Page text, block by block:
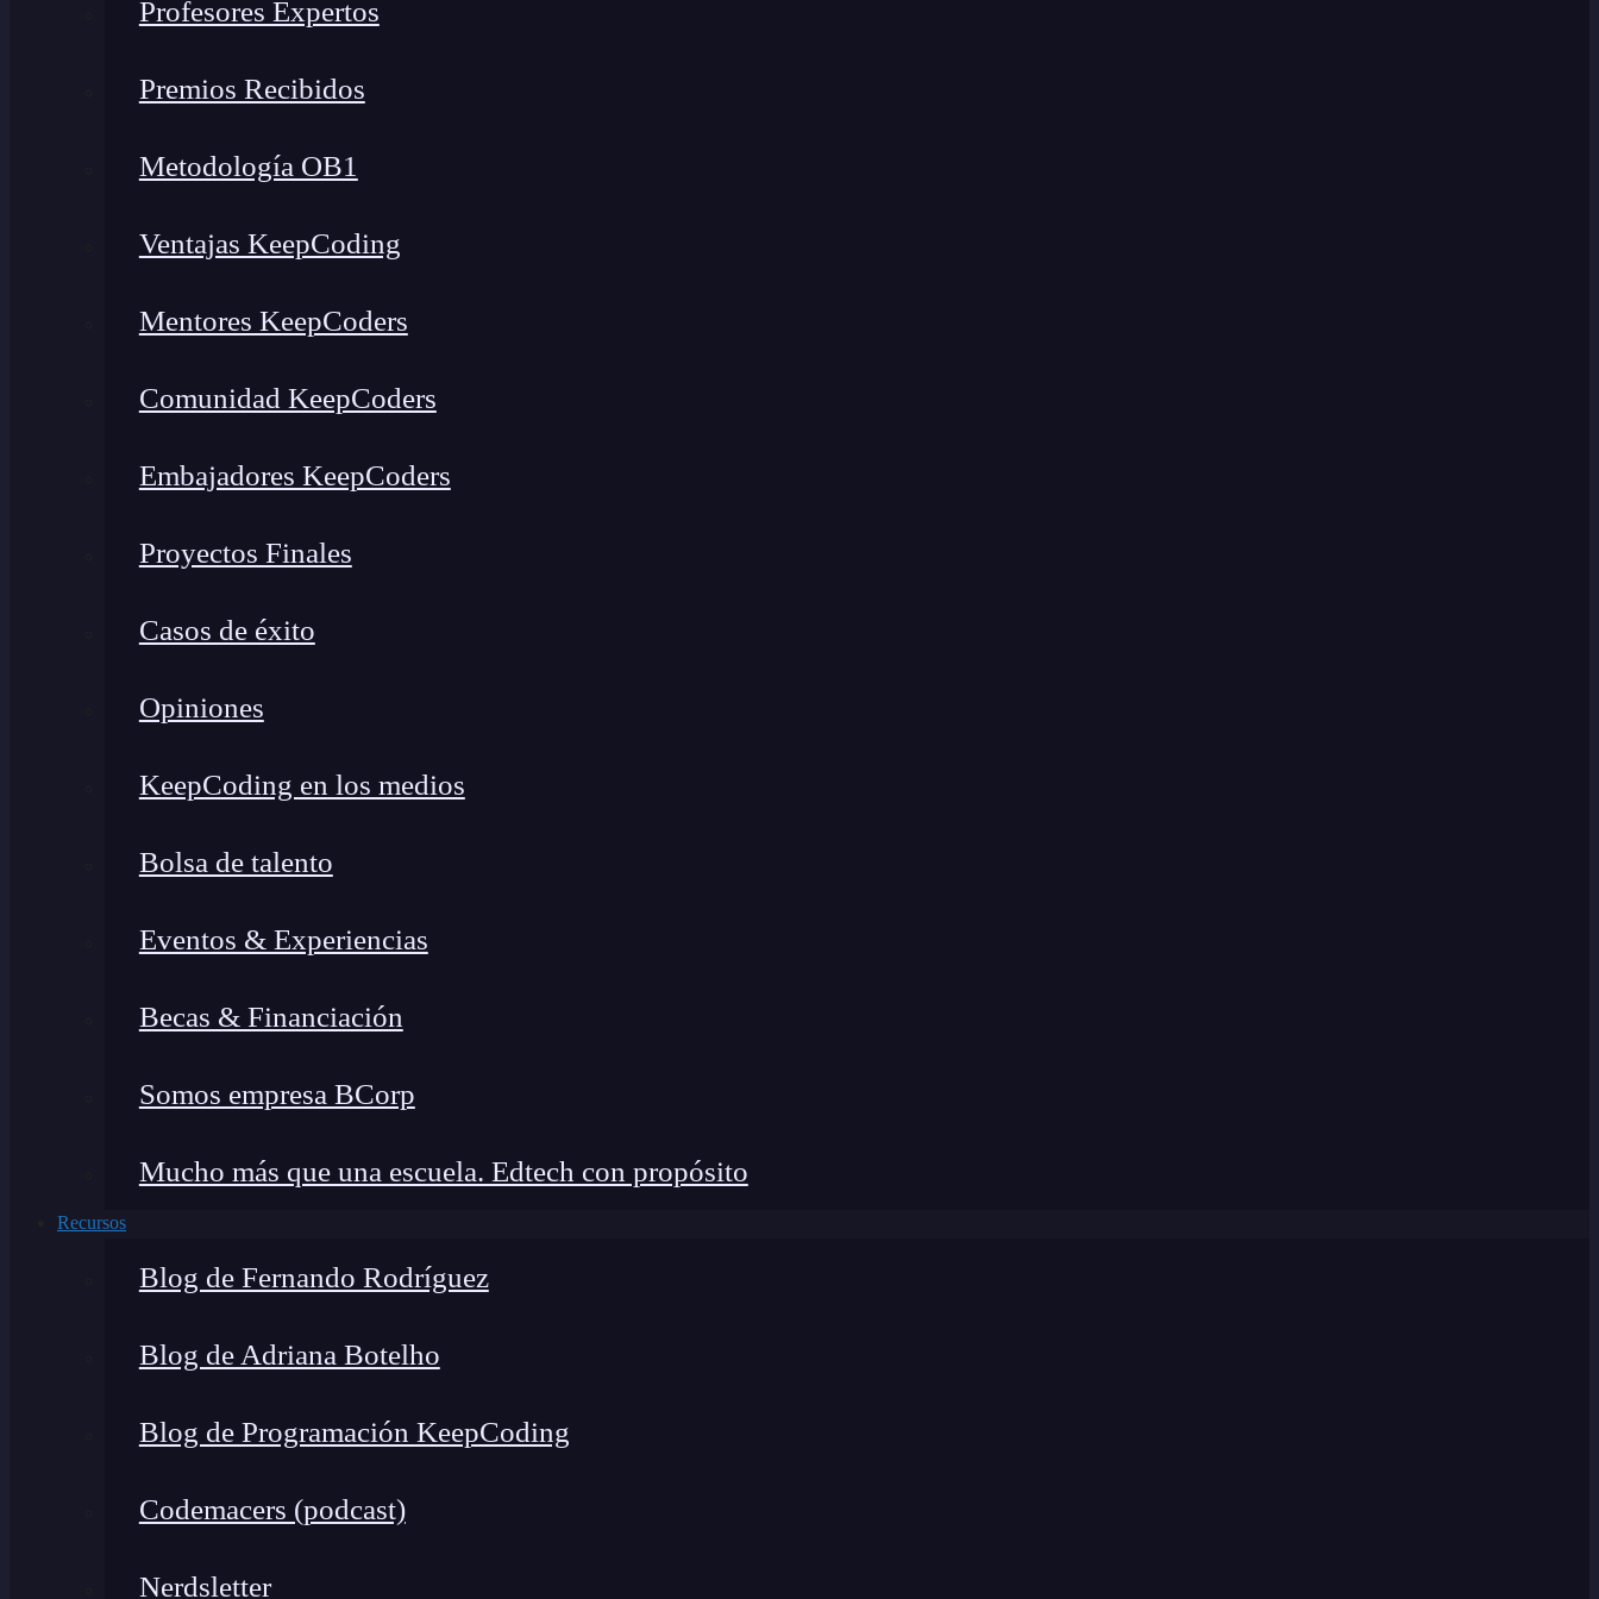
Profesores Expertos
Premios Recibidos
Metodología OB1
Ventajas KeepCoding
Mentores KeepCoders
Comunidad KeepCoders
Embajadores KeepCoders
Proyectos Finales
Casos de éxito
Opiniones
KeepCoding en los medios
Bolsa de talento
Eventos & Experiencias
Becas & Financiación
Somos empresa BCorp
Mucho más que una escuela. Edtech con propósito
Recursos
Blog de Fernando Rodríguez
Blog de Adriana Botelho
Blog de Programación KeepCoding
Codemacers (podcast)
Nerdsletter